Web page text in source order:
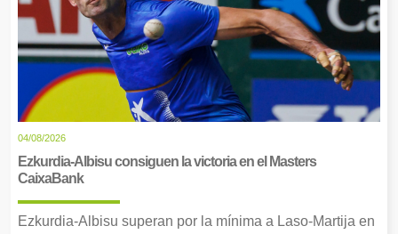
04/08/2026
Ezkurdia-Albisu consiguen la victoria en el Masters
CaixaBank
Ezkurdia-Albisu superan por la mínima a Laso-Martija en